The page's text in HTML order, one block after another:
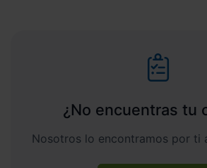
¿No encuentras tu
Nosotros lo encontramos por ti